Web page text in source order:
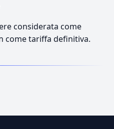
considerata come
come tariffa definitiva.